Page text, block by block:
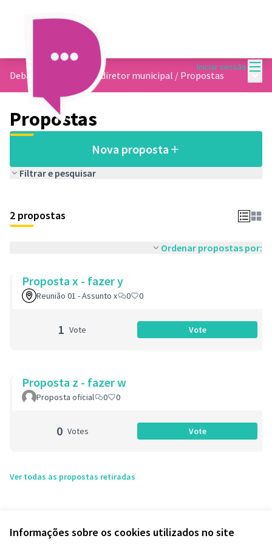
Informações sobre os cookies utilizados no site
Iniciar sessão
Debate sobre o plano diretor municipal / Propostas
Propostas
Nova proposta
Filtrar e pesquisar
2 propostas
Ordenar propostas por:
Proposta x - fazer y
Reunião 01 - Assunto x 0 0
1 Vote VoteProposta x - fazer y
Proposta z - fazer w
Proposta oficial 0 0
0 Votes VoteProposta z - fazer w
Ver todas as propostas retiradas